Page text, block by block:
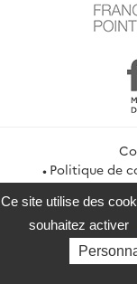
Politique de
service-
Ce site utilise des
souhaitez activer